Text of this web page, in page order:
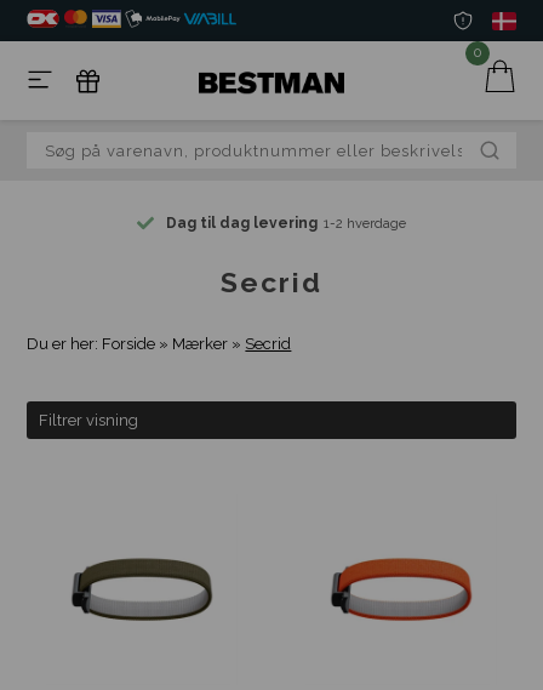
0
Dag til dag levering 1-2 hverdage
Secrid
Du er her: Forside » Mærker » Secrid
Filtrer visning